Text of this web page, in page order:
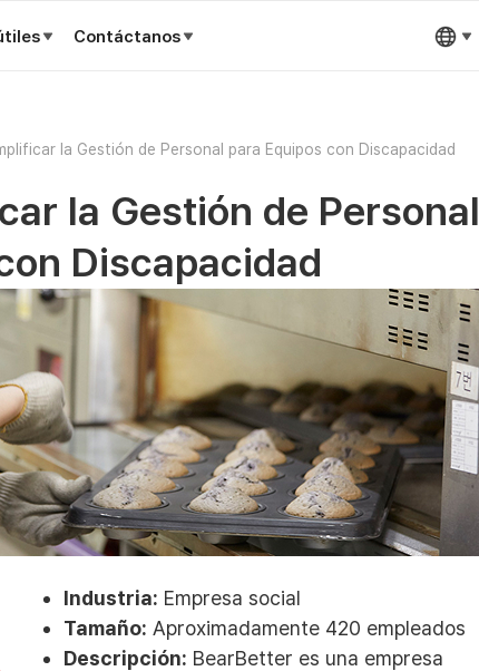
Contáctanos
la Gestión de Personal para Equipos con Discapacidad
la Gestión de Personal
Discapacidad
Industria: Empresa social
Tamaño: Aproximadamente 420 empleados
Descripción: BearBetter es una empresa